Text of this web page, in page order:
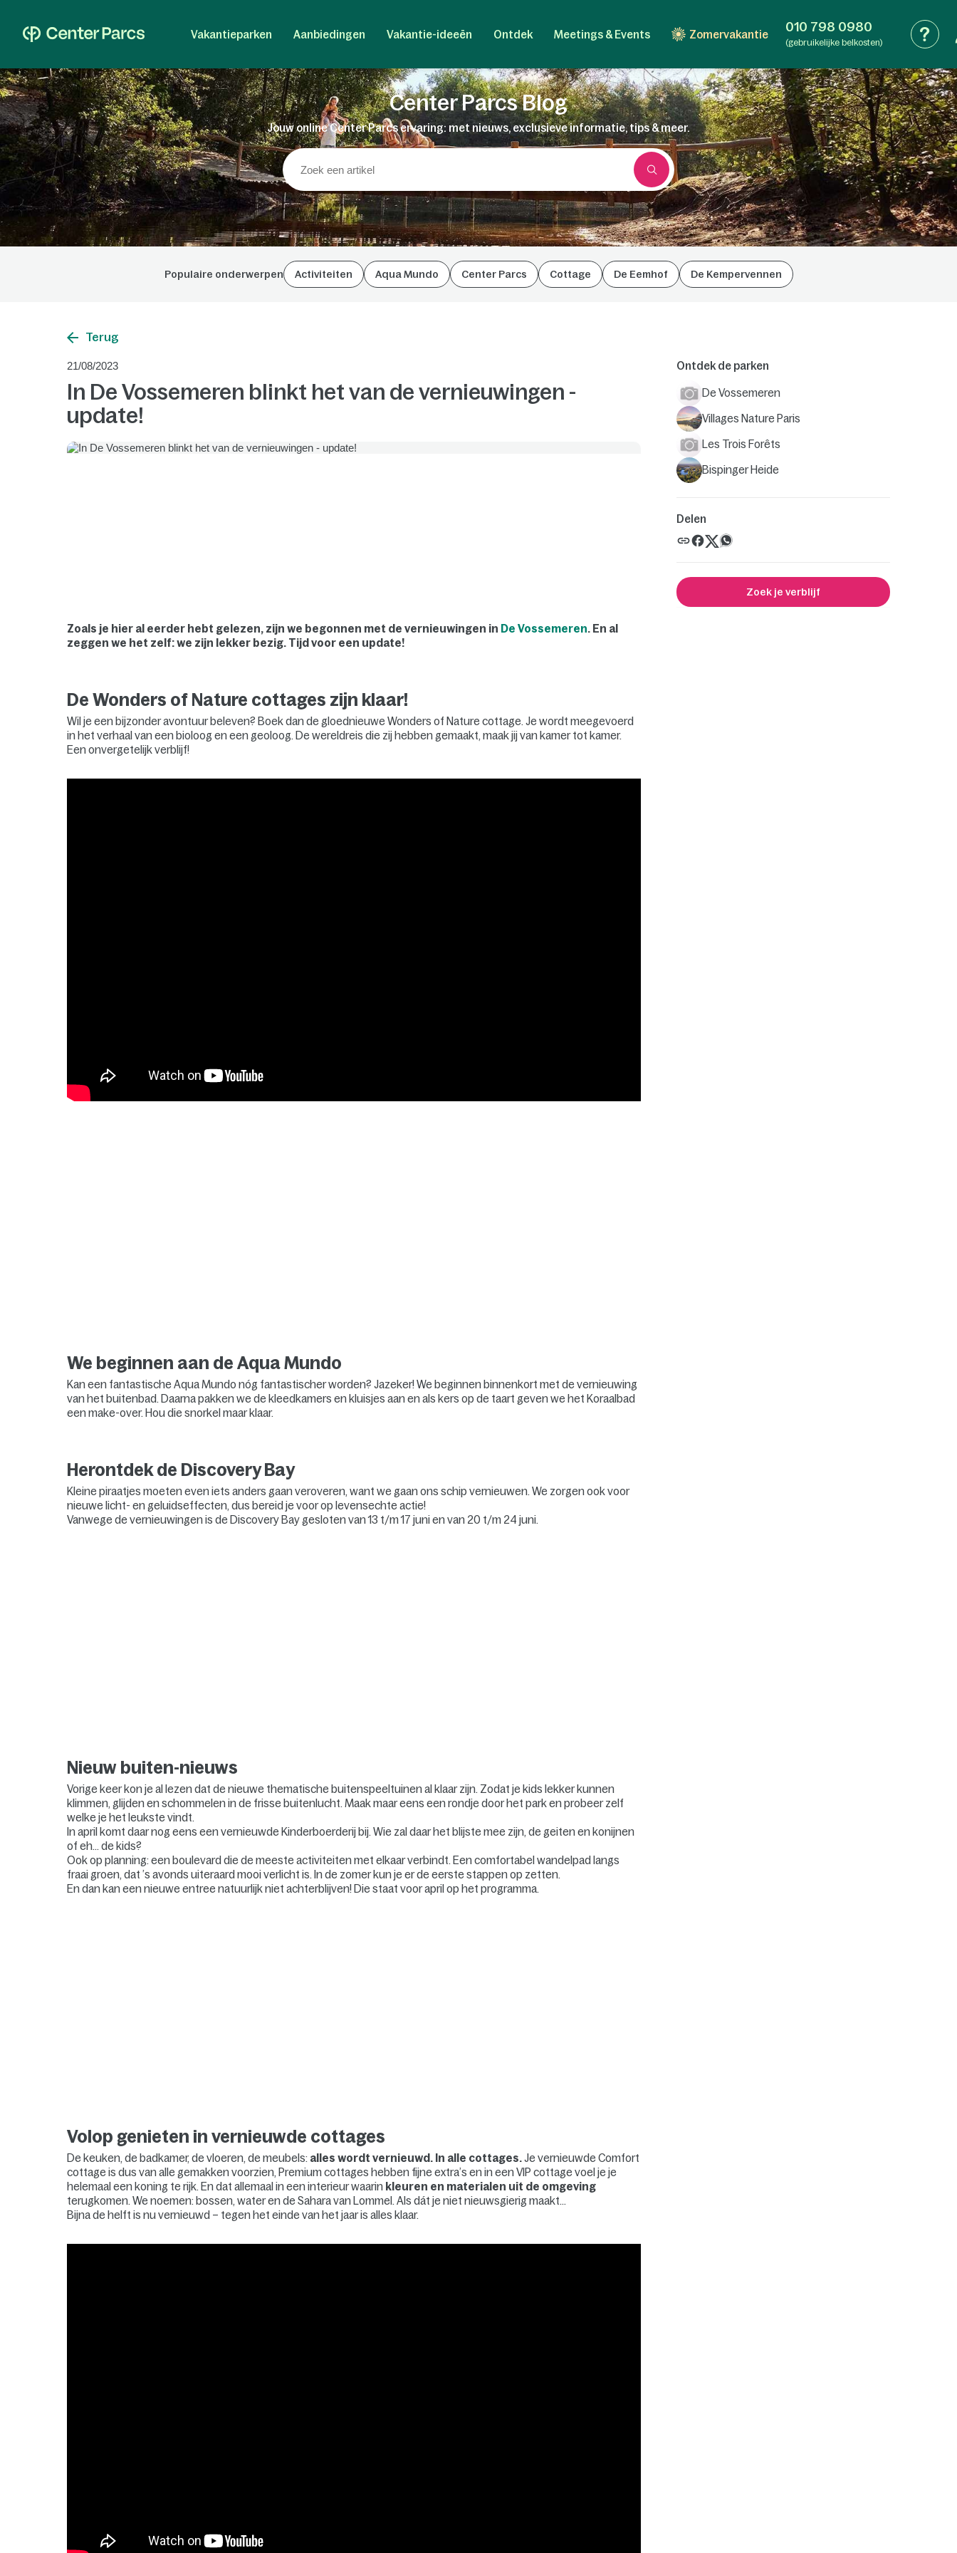
Vakantieparken Aanbiedingen Vakantie-ideeën Ontdek Meetings & Events Zomervakantie 010 798 0980
(gebruikelijke belkosten)
Center Parcs Blog
Jouw online Center Parcs ervaring: met nieuws, exclusieve informatie, tips & meer.
Populaire onderwerpen Activiteiten Aqua Mundo Center Parcs Cottage De Eemhof De Kempervennen
Terug
21/08/2023
In De Vossemeren blinkt het van de vernieuwingen -
update!
Zoals je hier al eerder hebt gelezen, zijn we begonnen met de vernieuwingen in De Vossemeren. En al
zeggen we het zelf: we zijn lekker bezig. Tijd voor een update!
De Wonders of Nature cottages zijn klaar!
Wil je een bijzonder avontuur beleven? Boek dan de gloednieuwe Wonders of Nature cottage. Je wordt meegevoerd
in het verhaal van een bioloog en een geoloog. De wereldreis die zij hebben gemaakt, maak jij van kamer tot kamer.
Een onvergetelijk verblijf!
We beginnen aan de Aqua Mundo
Kan een fantastische Aqua Mundo nóg fantastischer worden? Jazeker! We beginnen binnenkort met de vernieuwing
van het buitenbad. Daarna pakken we de kleedkamers en kluisjes aan en als kers op de taart geven we het Koraalbad
een make-over. Hou die snorkel maar klaar.
Herontdek de Discovery Bay
Kleine piraatjes moeten even iets anders gaan veroveren, want we gaan ons schip vernieuwen. We zorgen ook voor
nieuwe licht- en geluidseffecten, dus bereid je voor op levensechte actie!
Vanwege de vernieuwingen is de Discovery Bay gesloten van 13 t/m 17 juni en van 20 t/m 24 juni.
Nieuw buiten-nieuws
Vorige keer kon je al lezen dat de nieuwe thematische buitenspeeltuinen al klaar zijn. Zodat je kids lekker kunnen
klimmen, glijden en schommelen in de frisse buitenlucht. Maak maar eens een rondje door het park en probeer zelf
welke je het leukste vindt.
In april komt daar nog eens een vernieuwde Kinderboerderij bij. Wie zal daar het blijste mee zijn, de geiten en konijnen
of eh… de kids?
Ook op planning: een boulevard die de meeste activiteiten met elkaar verbindt. Een comfortabel wandelpad langs
fraai groen, dat ’s avonds uiteraard mooi verlicht is. In de zomer kun je er de eerste stappen op zetten.
En dan kan een nieuwe entree natuurlijk niet achterblijven! Die staat voor april op het programma.
Volop genieten in vernieuwde cottages
De keuken, de badkamer, de vloeren, de meubels: alles wordt vernieuwd. In alle cottages.Je vernieuwde Comfort
cottage is dus van alle gemakken voorzien, Premium cottages hebben fijne extra’s en in een VIP cottage voel je je
helemaal een koning te rijk. En dat allemaal in een interieur waarin kleuren en materialen uit de omgeving
terugkomen. We noemen: bossen, water en de Sahara van Lommel. Als dát je niet nieuwsgierig maakt…
Bijna de helft is nu vernieuwd – tegen het einde van het jaar is alles klaar.
Ontdek de parken
De Vossemeren
Villages Nature Paris
Les Trois Forêts
Bispinger Heide
Delen
Zoek je verblijf